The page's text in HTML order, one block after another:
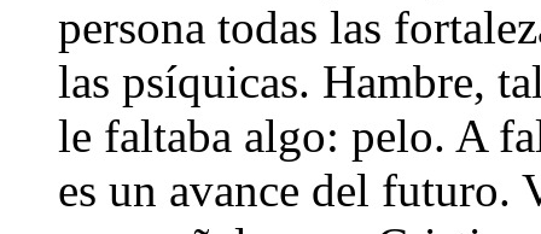
persona todas las
las psíquicas. Hambre,
le faltaba algo: pelo. A
es un avance del futuro.